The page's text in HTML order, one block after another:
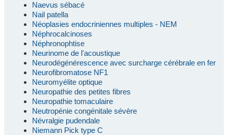
Naevus sébacé
Nail patella
Néoplasies endocriniennes multiples - NEM
Néphrocalcinoses
Néphronophtise
Neurinome de l'acoustique
Neurodégénérescence avec surcharge cérébrale en fer
Neurofibromatose NF1
Neuromyélite optique
Neuropathie des petites fibres
Neuropathie tomaculaire
Neutropénie congénitale sévère
Névralgie pudendale
Niemann Pick type C